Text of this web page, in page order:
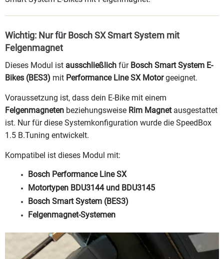
Wichtig: Nur für Bosch SX Smart System mit
Felgenmagnet
Dieses Modul ist ausschließlich für Bosch Smart System E-
Bikes (BES3) mit Performance Line SX Motorgeeignet.
Voraussetzung ist, dass dein E-Bike mit einem
Felgenmagneten beziehungsweise Rim Magnetausgestattet
ist. Nur für diese Systemkonfiguration wurde die SpeedBox
1.5 B.Tuning entwickelt.
Kompatibel ist dieses Modul mit:
Bosch Performance Line SX
Motortypen BDU3144 und BDU3145
Bosch Smart System (BES3)
Felgenmagnet-Systemen